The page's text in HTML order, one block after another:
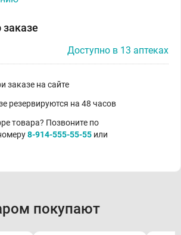
Доступно в 13 аптеках
заказе на сайте
резервируются на 48 часов
товара? Позвоните по
8-914-555-55-55 или
покупают